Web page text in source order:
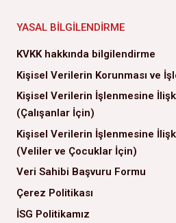
YASAL BILGILENDIRME
KVKK hakkında bilgilendirme
Kişisel Verilerin Korunması ve
Kişisel Verilerin İşlenmesine
(Çalışanlar İçin)
Kişisel Verilerin İşlenmesine
(Veliler ve Çocuklar İçin)
Veri Sahibi Başvuru Formu
Çerez Politikası
İSG Politikamız